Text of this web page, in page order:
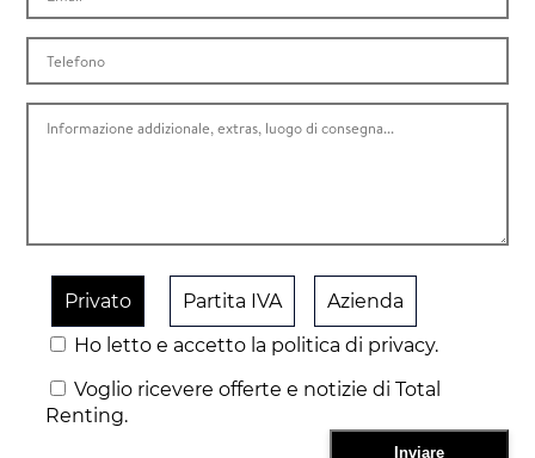
Privato Partita IVA
Azienda
Ho letto e accetto la politica di privacy.
Voglio ricevere offerte e notizie di Total
Renting.